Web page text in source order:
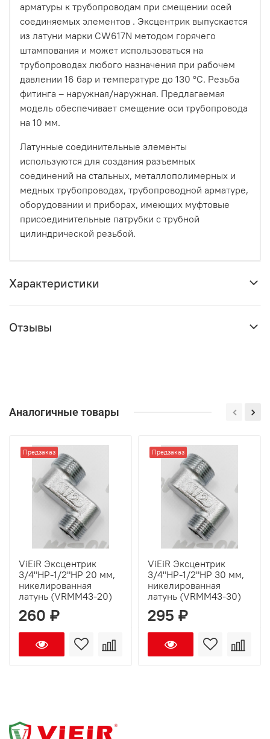
арматуры к трубопроводам при смещении осей
соединяемых элементов . Эксцентрик выпускается
из латуни марки CW617N методом горячего
штампования и может использоваться на
трубопроводах любого назначения при рабочем
давлении 16 бар и температуре до 130 °С. Резьба
фитинга – наружная/наружная. Предлагаемая
модель обеспечивает смещение оси трубопровода
на 10 мм.
Латунные соединительные элементы
используются для создания разъемных
соединений на стальных, металлополимерных и
медных трубопроводах, трубопроводной арматуре,
оборудовании и приборах, имеющих муфтовые
присоединительные патрубки с трубной
цилиндрической резьбой.
Характеристики
Отзывы
Аналогичные товары
Предзаказ
ViEiR Эксцентрик
3/4"НР-1/2"НР 20 мм,
никелированная
латунь (VRMM43-20)
260 ₽
Предзаказ
ViEiR Эксцентрик
3/4"НР-1/2"НР 30 мм,
никелированная
латунь (VRMM43-30)
295 ₽